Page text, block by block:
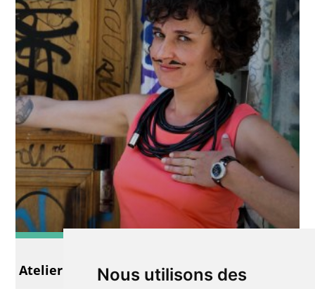
Nous utilisons des
Atelier Slam avec Marco Moustache